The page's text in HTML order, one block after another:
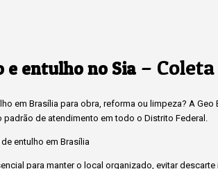
e entulho no Sia –
em Brasília para obra, reforma ou limpeza? A
de atendimento em todo o Distrito Federal.
entulho em Brasília
para manter o local organizado, evitar